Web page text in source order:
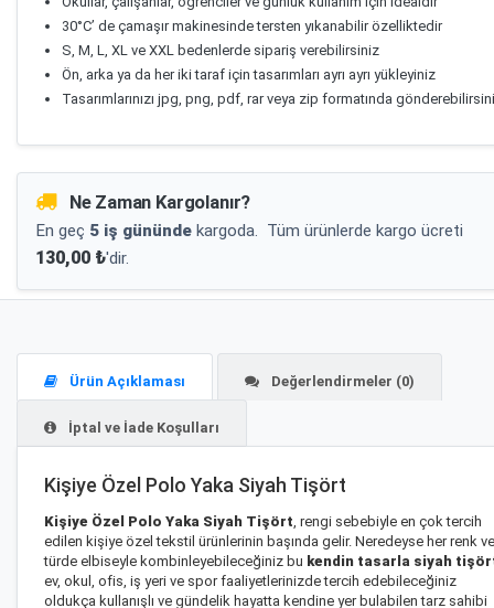
30°C’ de çamaşır makinesinde tersten yıkanabilir özelliktedir
S, M, L, XL ve XXL bedenlerde sipariş verebilirsiniz
Ön, arka ya da her iki taraf için tasarımları ayrı ayrı yükleyiniz
Tasarımlarınızı jpg, png, pdf, rar veya zip formatında
Ne Zaman Kargolanır?
En geç 5 iş gününde kargoda. Tüm ürünlerde kargo ücreti
130,00 ₺'dir.
Ürün Açıklaması Değerlendirmeler (0)
İptal ve İade Koşulları
Kişiye Özel Polo Yaka Siyah Tişört
Kişiye Özel Polo Yaka Siyah Tişört , rengi sebebiyle en çok tercih
edilen kişiye özel tekstil ürünlerinin başında gelir. Neredeyse her renk ve
türde elbiseyle kombinleyebileceğiniz bu kendin tasarla siyah
ev, okul, ofis, iş yeri ve spor faaliyetlerinizde tercih edebileceğiniz
oldukça kullanışlı ve gündelik hayatta kendine yer bulabilen tarz sahibi